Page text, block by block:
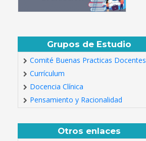
Grupos de Estudio
Comité Buenas Practicas Docentes
Currículum
Docencia Clínica
Pensamiento y Racionalidad
Otros enlaces